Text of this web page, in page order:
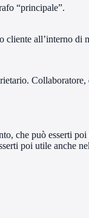
“principale”.
cliente all’interno di
Collaboratore,
che può esserti
poi utile anche